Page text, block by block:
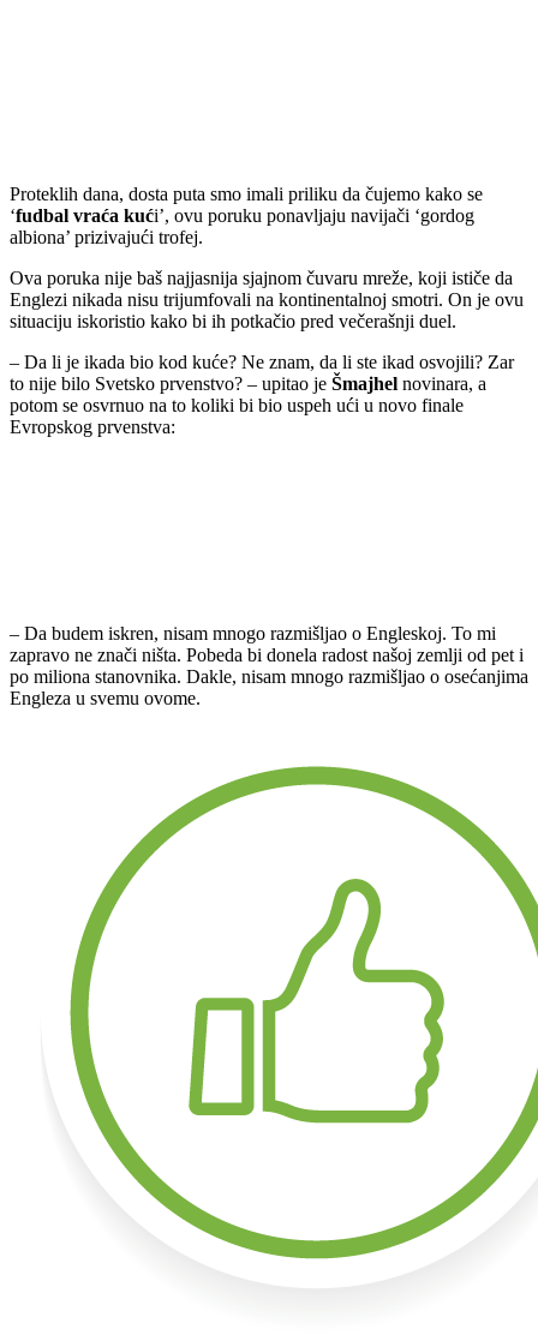
Proteklih dana, dosta puta smo imali priliku da čujemo kako se
‘fudbal vraća kući’, ovu poruku ponavljaju navijači ‘gordog
albiona’ prizivajući trofej.
Ova poruka nije baš najjasnija sjajnom čuvaru mreže, koji ističe da
Englezi nikada nisu trijumfovali na kontinentalnoj smotri. On je ovu
situaciju iskoristio kako bi ih potkačio pred večerašnji duel.
– Da li je ikada bio kod kuće? Ne znam, da li ste ikad osvojili? Zar
to nije bilo Svetsko prvenstvo? – upitao je Šmajhel novinara, a
potom se osvrnuo na to koliki bi bio uspeh ući u novo finale
Evropskog prvenstva:
– Da budem iskren, nisam mnogo razmišljao o Engleskoj. To mi
zapravo ne znači ništa. Pobeda bi donela radost našoj zemlji od pet i
po miliona stanovnika. Dakle, nisam mnogo razmišljao o osećanjima
Engleza u svemu ovome.